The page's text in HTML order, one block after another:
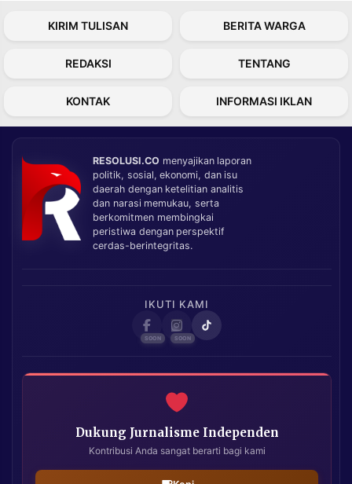
KIRIM TULISAN BERITA WARGA
REDAKSI TENTANG
KONTAK INFORMASI IKLAN
RESOLUSI.CO menyajikan laporan
politik, sosial, ekonomi, dan isu
daerah dengan ketelitian analitis
dan narasi memukau, serta
berkomitmen membingkai
peristiwa dengan perspektif
cerdas-berintegritas.
IKUTI KAMI
Dukung Jurnalisme Independen
Kontribusi Anda sangat berarti bagi kami